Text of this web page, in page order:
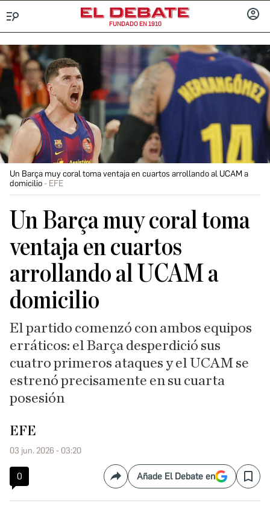
FUNDADO EN 1910
Un Barça muy coral toma ventaja en cuartos arrollando al UCAM a
domicilio
EFE
Un Barça muy coral toma
ventaja en cuartos
arrollando al UCAM a
domicilio
El partido comenzó con ambos equipos
erráticos: el Barça desperdició sus
cuatro primeros ataques y el UCAM se
estrenó precisamente en su cuarta
posesión
EFE
03 jun. 2026 - 03:20
0 CompartirAñade El Debate en Save